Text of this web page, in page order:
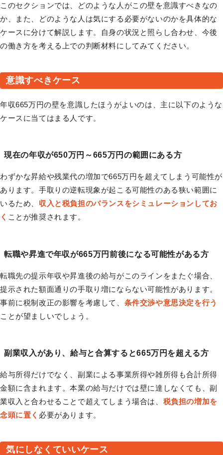
このセクションでは、どのような人がこの壁を意識すべきなの
か、また、どのような人は気にする必要がないのかを具体的な
ケースに分けて解説します。自身の状況と照らし合わせ、今後
の働き方を考える上での判断材料にしてみてください。
意識すべきケース
年収665万円の壁を意識したほうがよいのは、主に以下のような
ケースに当てはまる人です。
現在の年収が650万円～665万円の範囲にある方
わずかな昇給や残業代の増加で665万円を超えてしまう可能性が
あります。手取りの逆転現象が起こる可能性のある狭い範囲に
いるため、 収入と税負担のバランスをシミュレーションしてお
く ことが推奨されます。
転職や昇進で年収が665万円前後になる可能性がある方
転職先の提示年収や昇進後の給与がこのラインをまたぐ場合、
提示された額面通りの手取り増にならない可能性があります。
事前に税制改正の影響を考慮して、 条件交渉や意思決定を行う
ことが望ましいでしょう。
副業収入があり、給与と合算すると665万円を超える方
給与所得だけでなく、副業による事業所得や雑所得も合計所得
金額に含まれます。本業の給与だけでは壁に達しなくても、副
業収入と合わせることで超えてしまう場合は、 税負担の増加を
念頭に置く 必要があります。
気にしなくていいケース